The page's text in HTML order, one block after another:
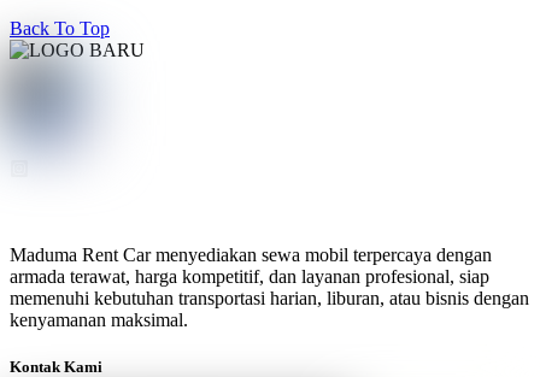
Back To Top
Maduma Rent Car menyediakan sewa mobil terpercaya dengan
armada terawat, harga kompetitif, dan layanan profesional, siap
memenuhi kebutuhan transportasi harian, liburan, atau bisnis dengan
kenyamanan maksimal.
Kontak Kami